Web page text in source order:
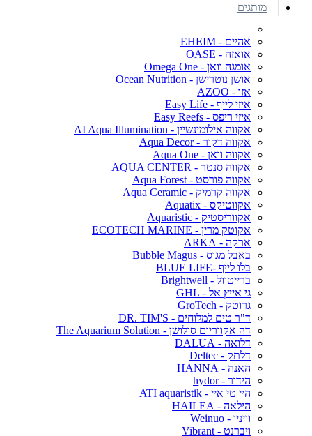
מותגים
אהיים - EHEIM
אואזה - OASE
אומגה וואן - Omega One
אושן נוטרישן - Ocean Nutrition
אזו - AZOO
איזי לייף - Easy Life
איזי ריפס - Easy Reefs
אקווה אילומינשיין - AI Aqua Illumination
אקווה דקור - Aqua Decor
אקווה וואן - Aqua One
אקווה סנטר - AQUA CENTER
אקווה פורסט - Aqua Forest
אקווה קרמיק - Aqua Ceramic
אקווטיקס - Aquatix
אקווריסטיק - Aquaristic
אקוטק מרין - ECOTECH MARINE
ארקה - ARKA
באבל מגוס - Bubble Magus
בלו לייף -BLUE LIFE
ברייטוול - Brightwell
גי אייץ אל - GHL
גרוטק - GroTech
ד"ר טים למלוחים - DR. TIM'S
דה אקווריום סולושן - The Aquarium Solution
דלואה - DALUA
דלתק - Deltec
האנה - HANNA
הידור - hydor
היי טי איי - ATI aquaristik
הילאה - HAILEA
וויניו - Weinuo
ויברנט - Vibrant